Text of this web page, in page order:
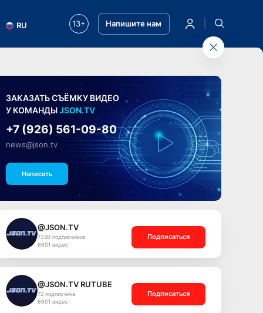
RU 13+ Напишите нам
ЗАКАЗАТЬ СЪЁМКУ ВИДЕО
У КОМАНДЫJSON.TV
+7 (926) 561-09-80
news@json.tv
Написать
@JSON.TV
7320 подписчиков
6601 видео
Подписаться
@JSON.TV RUTUBE
72 подписчика
6601 видео
Подписаться